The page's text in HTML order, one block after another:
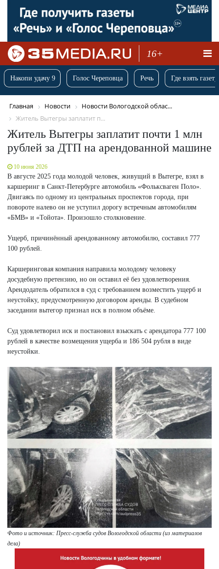
16+
Накопи удачу 9 Голос Череповца Речь Где взять
Главная Новости
Новости Вологодской облас...
Житель Вытегры заплатит п...
Житель Вытегры заплатит почти 1 млн
рублей за ДТП на арендованной машине
10 июня 2026
В августе 2025 года молодой человек, живущий в Вытегре, взял в
каршеринг в Санкт-Петербурге автомобиль «Фольксваген Поло».
Двигаясь по одному из центральных проспектов города, при
повороте налево он не уступил дорогу встречным автомобилям
«БМВ» и «Тойота». Произошло столкновение.
Ущерб, причинённый арендованному автомобилю, составил 777
100 рублей.
Каршеринговая компания направила молодому человеку
досудебную претензию, но он оставил её без удовлетворения.
Арендодатель обратился в суд с требованием возместить ущерб и
неустойку, предусмотренную договором аренды. В судебном
заседании вытегор признал иск в полном объёме.
Суд удовлетворил иск и постановил взыскать с арендатора 777 100
рублей в качестве возмещения ущерба и 186 504 рубля в виде
неустойки.
Фото и источник: Пресс-служба судов Вологодской области (из материалов
дела)